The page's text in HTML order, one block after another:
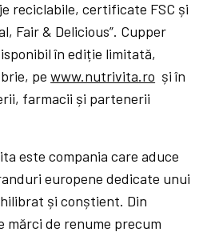
reciclabile, certificate FSC și
Fair & Delicious”. Cupper
în ediție limitată,
pewww.nutrivita.ro și în
farmacii și partenerii
este compania care aduce
europene dedicate unui
și conștient. Din
de renume precum